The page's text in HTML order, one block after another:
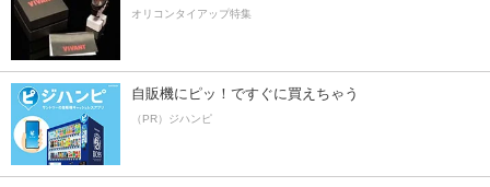
オリコンタイアップ特集
自販機にピッ！ですぐに買えちゃう
（PR）ジハンピ